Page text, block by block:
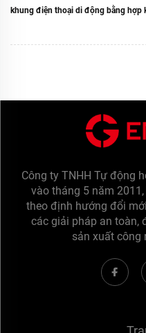
khung điện thoại di động bằng hợp
Công ty TNHH Tự động
vào tháng 5 năm
theo định hướng đổi
các giải pháp an toàn,
sản xuất công